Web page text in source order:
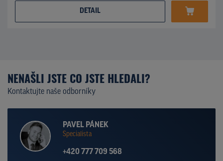
DETAIL
NENAŠLI JSTE CO JSTE HLEDALI?
Kontaktujte naše odborníky
PAVEL PÁNEK
Specialista
+420 777 709 568